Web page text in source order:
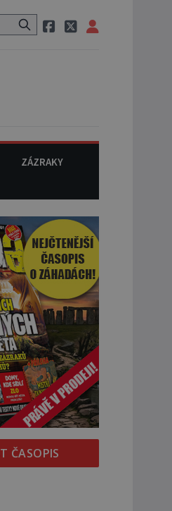
šelma, údajně bájná čupakabra.
ZÁZRAKY
ČASOPIS